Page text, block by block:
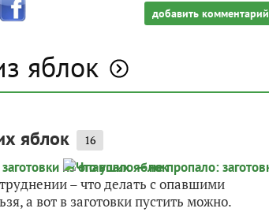
добавить комментарий
яблок
яблок 16
– что делать с опавшими
а вот в заготовки пустить можно.